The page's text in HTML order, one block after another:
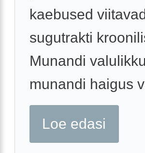
kaebused
sugutrakti
Munandi
munandi haigus
Loe edasi